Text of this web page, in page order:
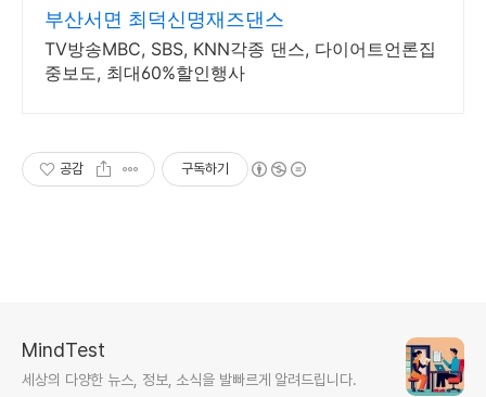
부산서면 최덕신명재즈댄스
TV방송MBC, SBS, KNN각종 댄스, 다이어트언론집
중보도, 최대60%할인행사
공감 구독하기
MindTest
세상의 다양한 뉴스, 정보, 소식을 발빠르게 알려드립니다.